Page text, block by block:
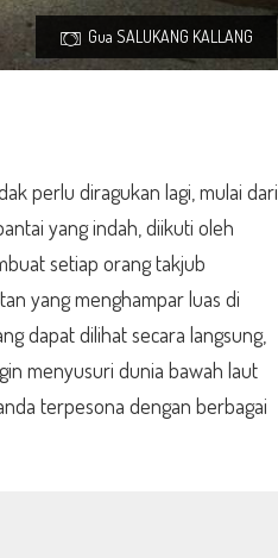
Gua SALUKANG KALLANG
perlu diragukan lagi, mulai dari
yang indah, diikuti oleh
setiap orang takjub
yang menghampar luas di
dapat dilihat secara langsung,
menyusuri dunia bawah laut
terpesona dengan berbagai